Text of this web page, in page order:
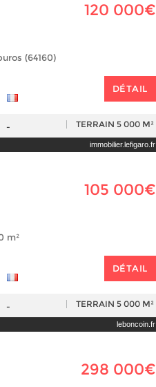
120 000€
(64160)
DÉTAIL
- TERRAIN 5 000 M²
immobilier.lefigaro.fr
105 000€
m²
DÉTAIL
- TERRAIN 5 000 M²
leboncoin.fr
298 000€